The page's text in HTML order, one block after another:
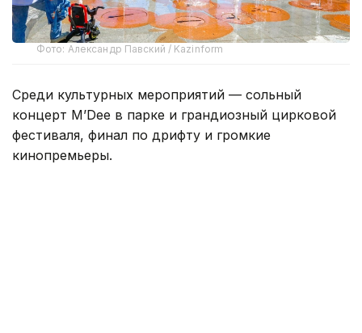
Фото: Александр Павский / Kazinform
Среди культурных мероприятий — сольный
концерт M’Dee в парке и грандиозный цирковой
фестиваля, финал по дрифту и громкие
кинопремьеры.